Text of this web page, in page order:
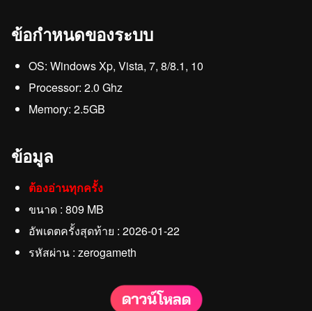
ข้อกำหนดของระบบ
OS: Windows Xp, Vista, 7, 8/8.1, 10
Processor: 2.0 Ghz
Memory: 2.5GB
ข้อมูล
ต้องอ่านทุกครั้ง
ขนาด : 809 MB
อัพเดตครั้งสุดท้าย : 2026-01-22
รหัสผ่าน : zerogameth